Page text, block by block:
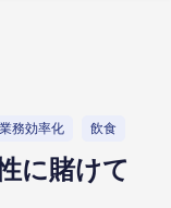
業務効率化 飲食
に賭けて